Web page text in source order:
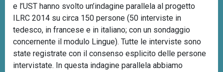
e l’UST hanno svolto un’indagine parallela al progetto
ILRC 2014 su circa 150 persone (50 interviste in
tedesco, in francese e in italiano; con un sondaggio
concernente il modulo Lingue). Tutte le interviste sono
state registrate con il consenso esplicito delle persone
intervistate. In questa indagine parallela abbiamo